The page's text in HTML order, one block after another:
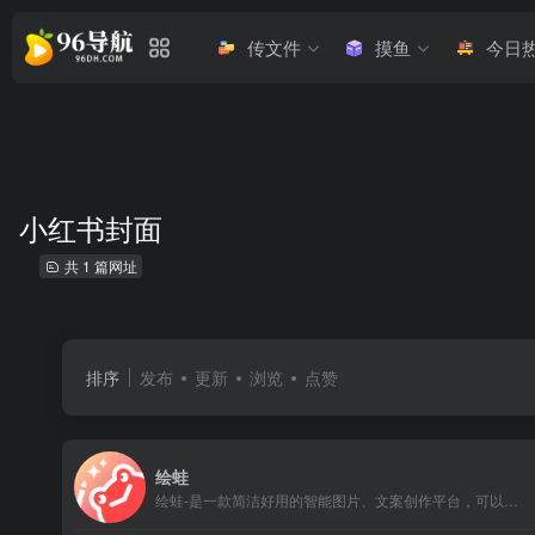
传文件 摸鱼 今日
小红书封面
共 1 篇网址
排序 发布 更新 浏览 点赞
绘蛙